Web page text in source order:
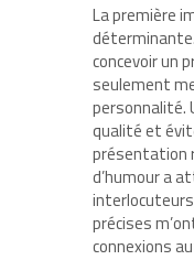
La première
concevoir un
seulement
personnalité.
qualité et
présentation
d’humour a
précises
connexions